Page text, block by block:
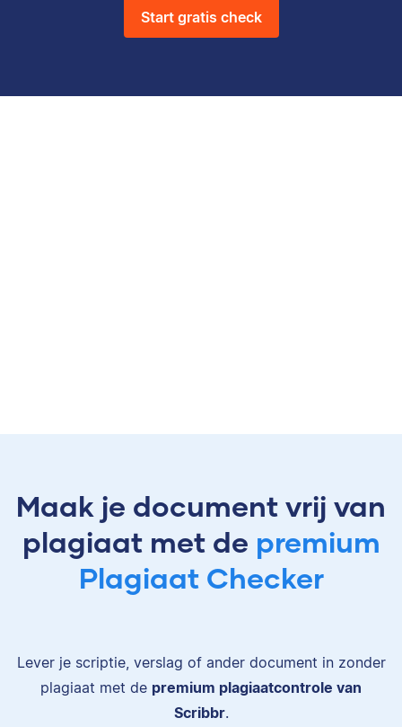
Start gratis check
Maak je document vrij van
plagiaat met de premium
Plagiaat Checker
Lever je scriptie, verslag of ander document in zonder
plagiaat met de premium plagiaatcontrole van
Scribbr.